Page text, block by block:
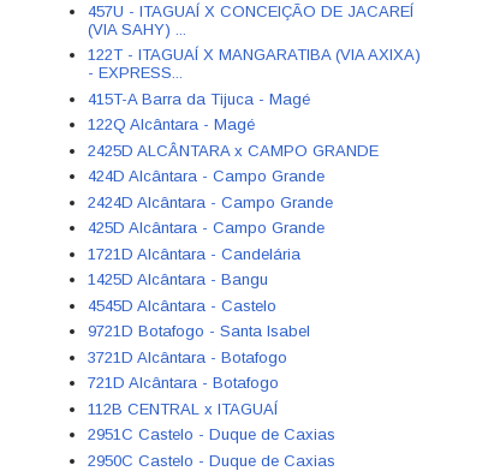
457U - ITAGUAÍ X CONCEIÇÃO DE JACAREÍ
(VIA SAHY) ...
122T - ITAGUAÍ X MANGARATIBA (VIA AXIXA)
- EXPRESS...
415T-A Barra da Tijuca - Magé
122Q Alcântara - Magé
2425D ALCÂNTARA x CAMPO GRANDE
424D Alcântara - Campo Grande
2424D Alcântara - Campo Grande
425D Alcântara - Campo Grande
1721D Alcântara - Candelária
1425D Alcântara - Bangu
4545D Alcântara - Castelo
9721D Botafogo - Santa Isabel
3721D Alcântara - Botafogo
721D Alcântara - Botafogo
112B CENTRAL x ITAGUAÍ
2951C Castelo - Duque de Caxias
2950C Castelo - Duque de Caxias